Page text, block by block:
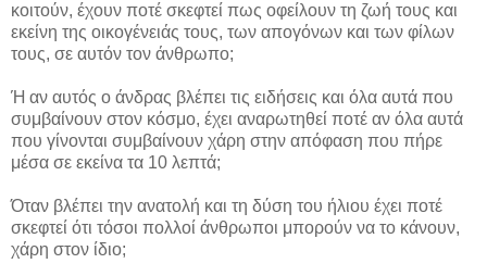
κοιτούν, έχουν ποτέ σκεφτεί πως οφείλουν τη ζωή τους και
εκείνη της οικογένειάς τους, των απογόνων και των φίλων
τους, σε αυτόν τον άνθρωπο;
Ή αν αυτός ο άνδρας βλέπει τις ειδήσεις και όλα αυτά που
συμβαίνουν στον κόσμο, έχει αναρωτηθεί ποτέ αν όλα αυτά
που γίνονται συμβαίνουν χάρη στην απόφαση που πήρε
μέσα σε εκείνα τα 10 λεπτά;
Όταν βλέπει την ανατολή και τη δύση του ήλιου έχει ποτέ
σκεφτεί ότι τόσοι πολλοί άνθρωποι μπορούν να το κάνουν,
χάρη στον ίδιο;